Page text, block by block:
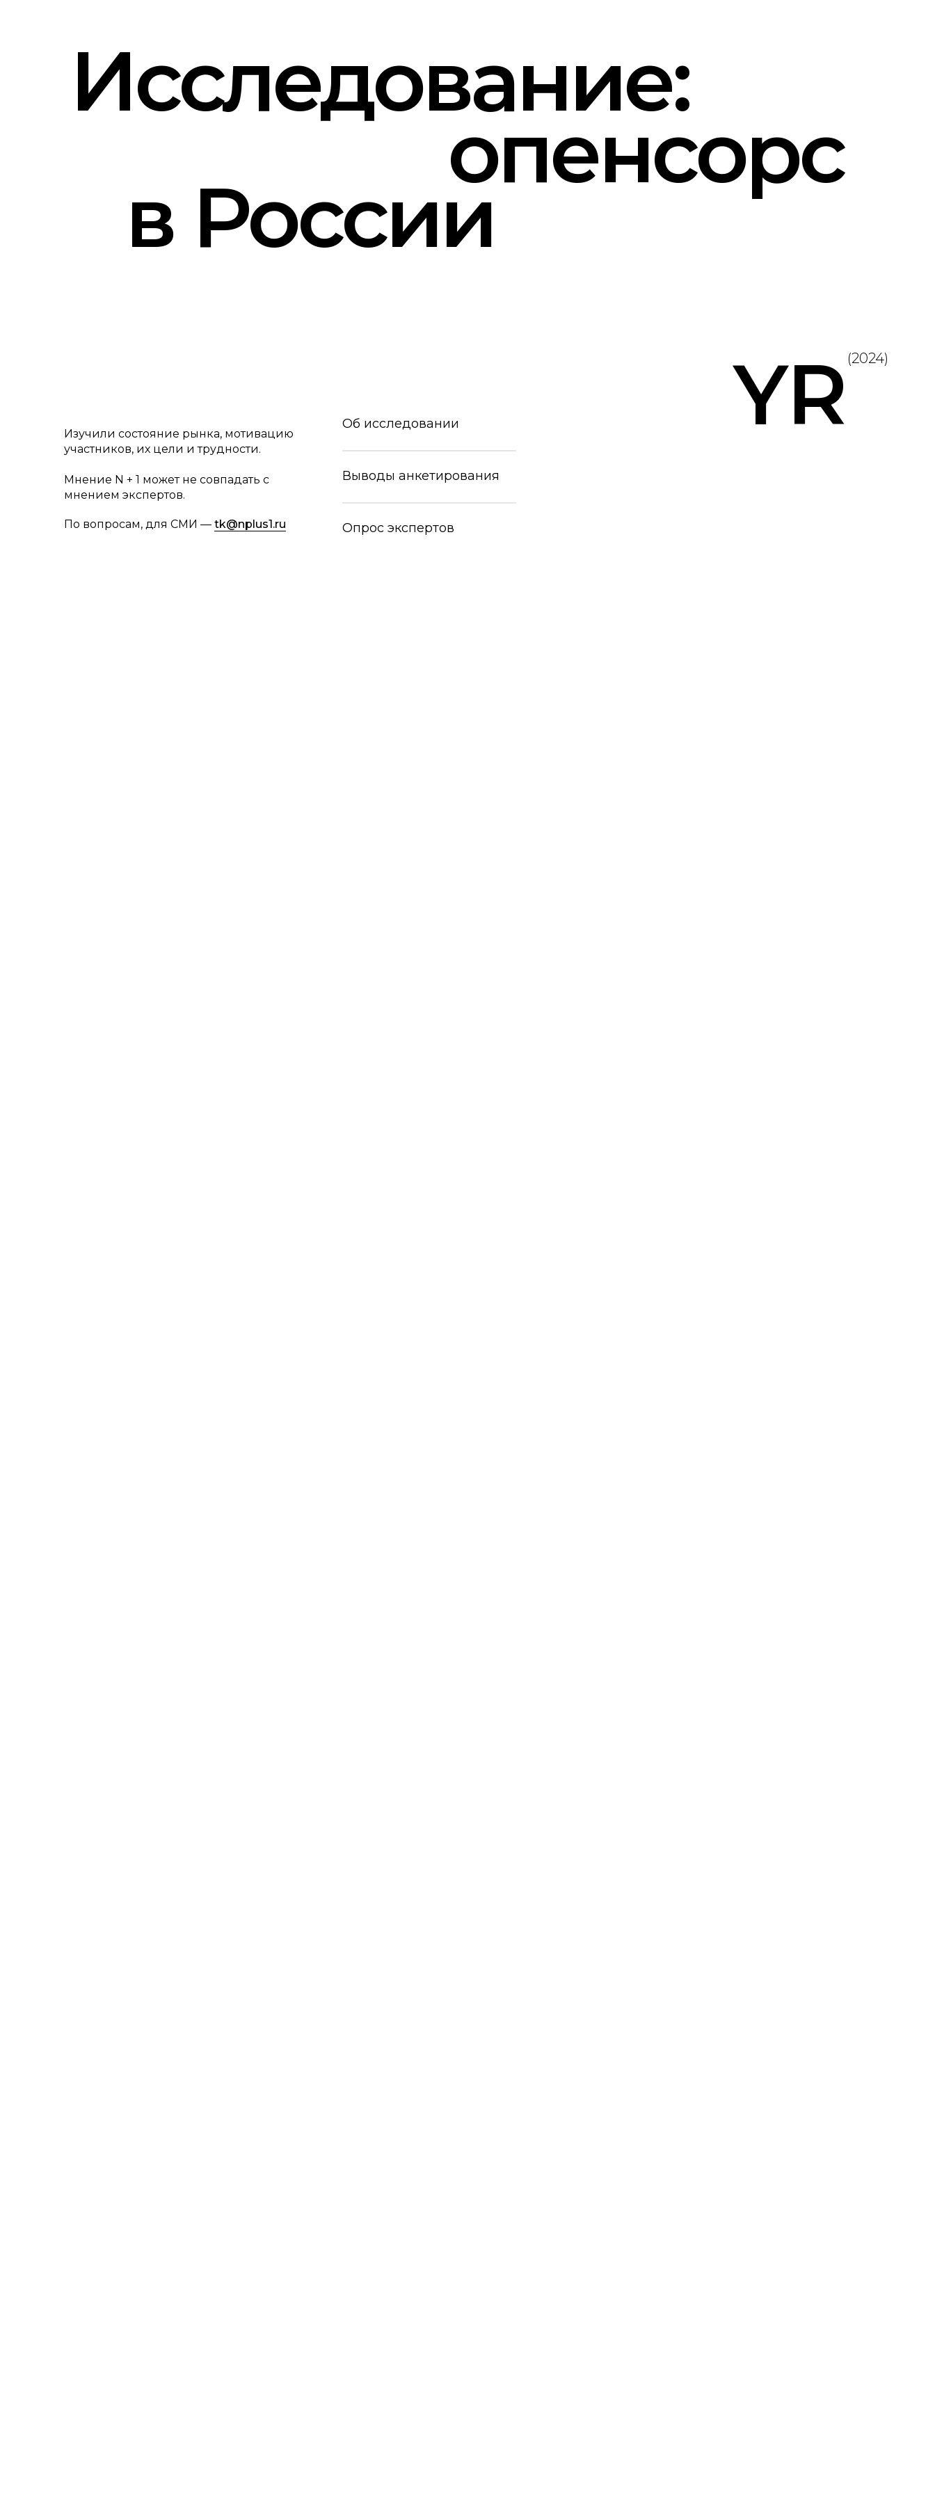
Исследование:
в России
опенсорс
YR (2024)
Изучили состояние рынка, мотивацию
участников, их цели и трудности.
Мнение N + 1 может не совпадать с
мнением экспертов.
По вопросам, для СМИ — tk@nplus1.ru
Об исследовании
Выводы анкетирования
Опрос экспертов